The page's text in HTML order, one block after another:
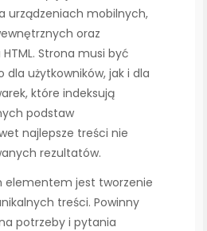
urządzeniach mobilnych,
oraz
Strona musi być
dla użytkowników, jak i dla
które indeksują
podstaw
najlepsze treści nie
rezultatów.
elementem jest tworzenie
treści. Powinny
potrzeby i pytania